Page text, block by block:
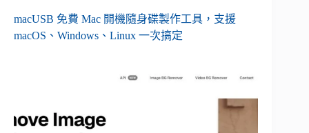
macUSB 免費 Mac 開機隨身碟製作工具，支援
macOS、Windows、Linux 一次搞定